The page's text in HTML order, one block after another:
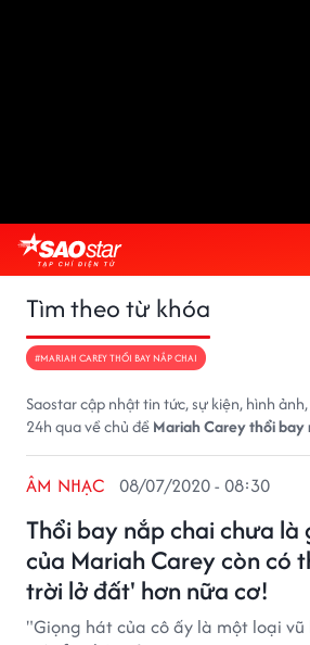
Tìm theo từ khóa
#MARIAH CAREY THỔI BAY NẮP CHAI
Saostar cập nhật tin tức, sự kiện, hình
24h qua về chủ đềMariah Carey thổi bay
Thổi bay nắp chai chưa là
của Mariah Carey còn có
trời lở đất' hơn nữa cơ!
ÂM NHẠC 08/07/2020 - 08:30
"Giọng hát của cô ấy là một loại